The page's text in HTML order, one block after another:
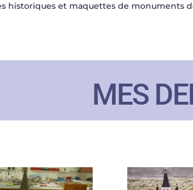
historiques et maquettes de monuments
MES